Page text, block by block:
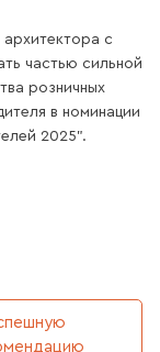
с
частью сильной
розничных
в номинации
2025".